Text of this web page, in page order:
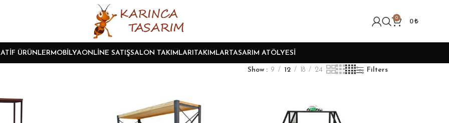
0 0₺
ÜRÜNLERMOBILYAONLINE SATIŞSALON TAKIMLARI TAKIMLARTASARIM ATÖLYESI
Show 9 12 18 24 Filters